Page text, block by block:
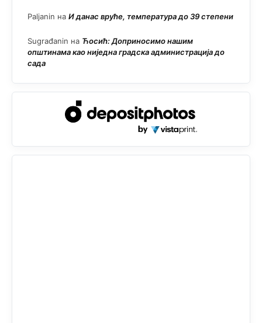
Paljanin на И данас вруће, температура до 39 степени
Sugrađanin на Ћосић: Доприносимо нашим
општинама као ниједна градска администрација до
сада